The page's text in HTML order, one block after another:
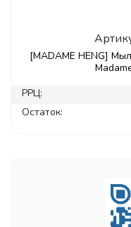
[MADAME HENG]
РРЦ:
Остаток: